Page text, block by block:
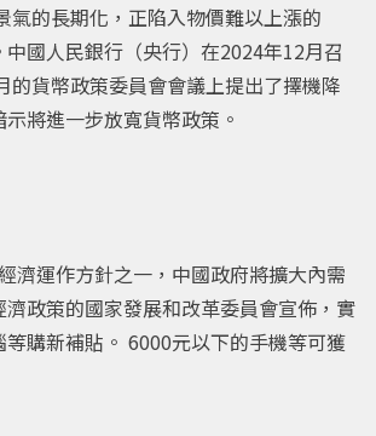
的長期化，正陷入物價難以上漲的
中國人民銀行（央行）在2024年12月召
的貨幣政策委員會會議上提出了擇機降
將進一步放寬貨幣政策。
濟運作方針之一，中國政府將擴大內需
政策的國家發展和改革委員會宣佈，實
購新補貼。 6000元以下的手機等可獲